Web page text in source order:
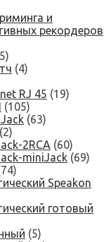
и
рекордеров
(4)
RJ 45 (19)
(105)
(63)
(2)
2RCA (60)
miniJack (69)
Speakon
готовый
(5)